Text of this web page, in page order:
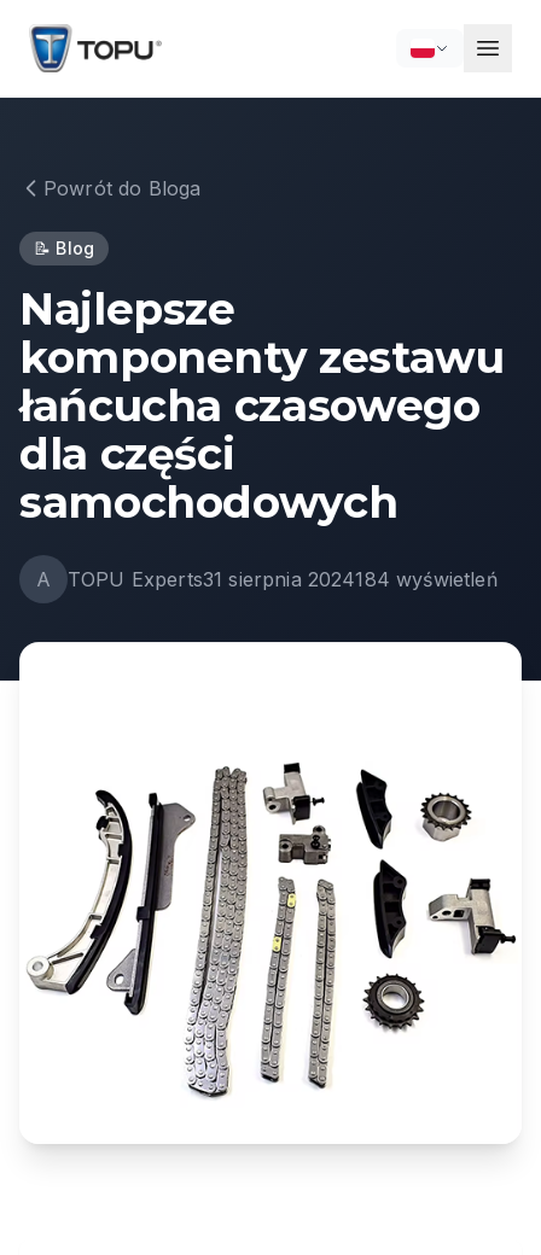
Powrót do Bloga
📝 Blog
Najlepsze
komponenty zestawu
łańcucha czasowego
dla części
samochodowych
A TOPU Experts31 sierpnia 2024184 wyświetleń